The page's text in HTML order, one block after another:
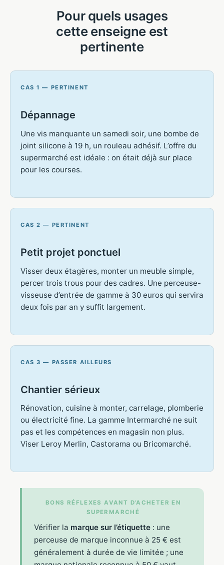
Pour quels usages
cette enseigne est
pertinente
CAS 1 — PERTINENT
Dépannage
Une vis manquante un samedi soir, une bombe de
joint silicone à 19 h, un rouleau adhésif. L’offre du
supermarché est idéale : on était déjà sur place
pour les courses.
CAS 2 — PERTINENT
Petit projet ponctuel
Visser deux étagères, monter un meuble simple,
percer trois trous pour des cadres. Une perceuse-
visseuse d’entrée de gamme à 30 euros qui servira
deux fois par an y suffit largement.
CAS 3 — PASSER AILLEURS
Chantier sérieux
Rénovation, cuisine à monter, carrelage, plomberie
ou électricité fine. La gamme Intermarché ne suit
pas et les compétences en magasin non plus.
Viser Leroy Merlin, Castorama ou Bricomarché.
BONS RÉFLEXES AVANT D’ACHETER EN
SUPERMARCHÉ
Vérifier la marque sur l’étiquette : une
perceuse de marque inconnue à 25 € est
généralement à durée de vie limitée ; une